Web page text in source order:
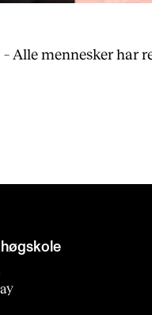
– Alle mennesker har